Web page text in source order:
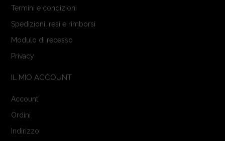
Termini e condizioni
Spedizioni, resi e rimborsi
Modulo di recesso
Privacy
IL MIO ACCOUNT
Account
Ordini
Indirizzo